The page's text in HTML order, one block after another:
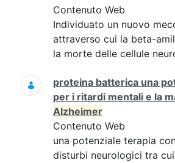
Contenuto Web
Individuato un nuovo
attraverso cui la beta-
la morte delle cellule
proteina batterica una
per i ritardi mentali e la
Alzheimer
Contenuto Web
una potenziale terapia
disturbi neurologici tra